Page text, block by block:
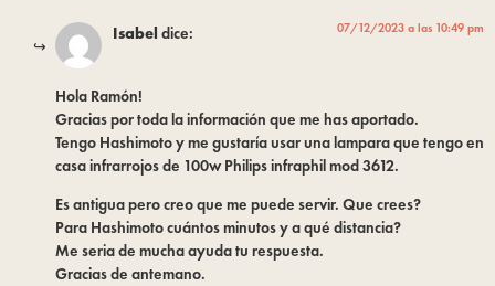
Isabel dice: 07/12/2023 a las 10:49 pm
Hola Ramón!
Gracias por toda la información que me has aportado.
Tengo Hashimoto y me gustaría usar una lampara que tengo en
casa infrarrojos de 100w Philips infraphil mod 3612.
Es antigua pero creo que me puede servir. Que crees?
Para Hashimoto cuántos minutos y a qué distancia?
Me seria de mucha ayuda tu respuesta.
Gracias de antemano.